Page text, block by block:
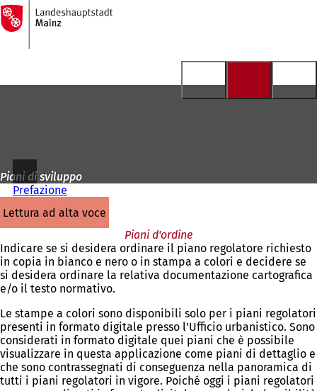
Vai al contenuto
Alla
pagina
iniziale
Piani di sviluppo
Prefazione
lettura ad alta voce
Piani d'ordine
Indicare se si desidera ordinare il piano regolatore richiesto
in copia in bianco e nero o in stampa a colori e decidere se
si desidera ordinare la relativa documentazione cartografica
e/o il testo normativo.
Le stampe a colori sono disponibili solo per i piani regolatori
presenti in formato digitale presso l'Ufficio urbanistico. Sono
considerati in formato digitale quei piani che è possibile
visualizzare in questa applicazione come piani di dettaglio e
che sono contrassegnati di conseguenza nella panoramica di
tutti i piani regolatori in vigore. Poiché oggi i piani regolatori